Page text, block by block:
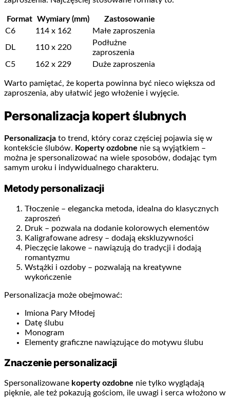
Format Wymiary (mm)
Zastosowanie
C6
114 x 162
Małe zaproszenia
DL
110 x 220
Podłużne
zaproszenia
C5
162 x 229 Duże zaproszenia
Warto pamiętać, że koperta powinna być nieco większa od
zaproszenia, aby ułatwić jego włożenie i wyjęcie.
Personalizacja kopert ślubnych
Personalizacja to trend, który coraz częściej pojawia się w
kontekście ślubów. Koperty ozdobne nie są wyjątkiem –
można je spersonalizować na wiele sposobów, dodając tym
samym uroku i indywidualnego charakteru.
Metody personalizacji
Tłoczenie – elegancka metoda, idealna do klasycznych
zaproszeń
Druk – pozwala na dodanie kolorowych elementów
Kaligrafowane adresy – dodają ekskluzywności
Pieczęcie lakowe – nawiązują do tradycji i dodają
romantyzmu
Wstążki i ozdoby – pozwalają na kreatywne
wykończenie
Personalizacja może obejmować:
Imiona Pary Młodej
Datę ślubu
Monogram
Elementy graficzne nawiązujące do motywu ślubu
Znaczenie personalizacji
Spersonalizowane koperty ozdobne nie tylko wyglądają
pięknie, ale też pokazują gościom, ile uwagi i serca włożono w